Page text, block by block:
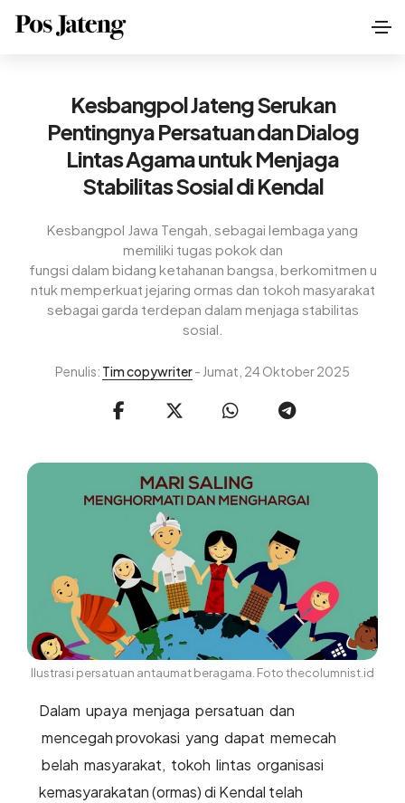
Kesbangpol Jateng Serukan
Pentingnya Persatuan dan Dialog
Lintas Agama untuk Menjaga
Stabilitas Sosial di Kendal
Kesbangpol Jawa Tengah, sebagai lembaga yang
memiliki tugas pokok dan
fungsi dalam bidang ketahanan bangsa, berkomitmen u
ntuk memperkuat jejaring ormas dan tokoh masyarakat
sebagai garda terdepan dalam menjaga stabilitas
sosial.
Penulis: Tim copywriter- Jumat, 24 Oktober 2025
Ilustrasi persatuan antaumat beragama. Foto thecolumnist.id
Dalam upaya menjaga persatuan dan
mencegah provokasi yang dapat memecah
belah masyarakat, tokoh lintas organisasi
kemasyarakatan (ormas) di Kendal telah